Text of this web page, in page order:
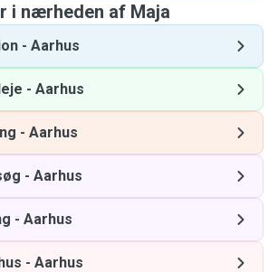
i nærheden af ​​Maja
- Aarhus
- Aarhus
- Aarhus
- Aarhus
- Aarhus
- Aarhus